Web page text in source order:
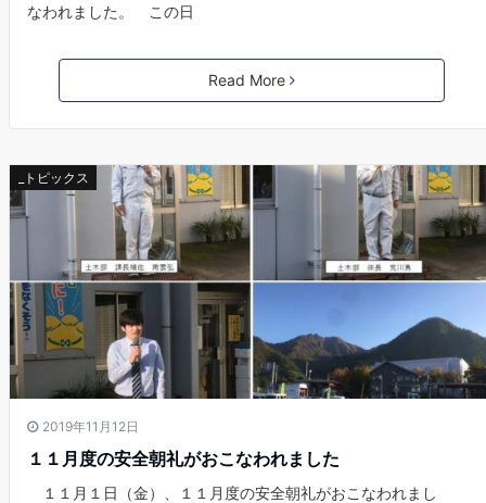
なわれました。 この日
Read More
_トピックス
2019年11月12日
１１月度の安全朝礼がおこなわれました
１１月１日（金）、１１月度の安全朝礼がおこなわれまし